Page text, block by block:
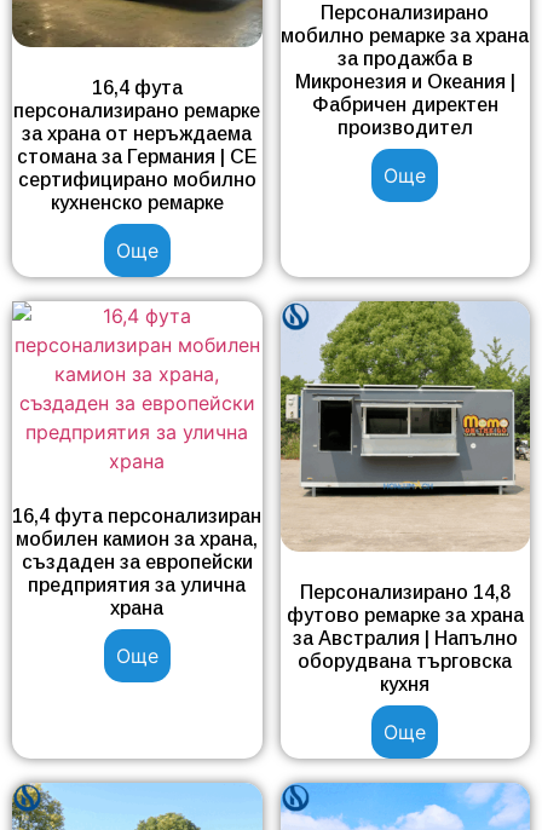
16,4 фута
персонализирано ремарке
за храна от неръждаема
стомана за Германия | CE
сертифицирано мобилно
кухненско ремарке
Още
Персонализирано
мобилно ремарке за храна
за продажба в
Микронезия и Океания |
Фабричен директен
производител
Още
16,4 фута персонализиран
мобилен камион за храна,
създаден за европейски
предприятия за улична
храна
Още
Персонализирано 14,8
футово ремарке за храна
за Австралия | Напълно
оборудвана търговска
кухня
Още